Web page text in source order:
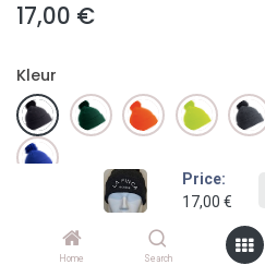
Price:
17,00 €
Home Search
17,00 €
Kleur
Add
Toevoegen aan verlanglijst